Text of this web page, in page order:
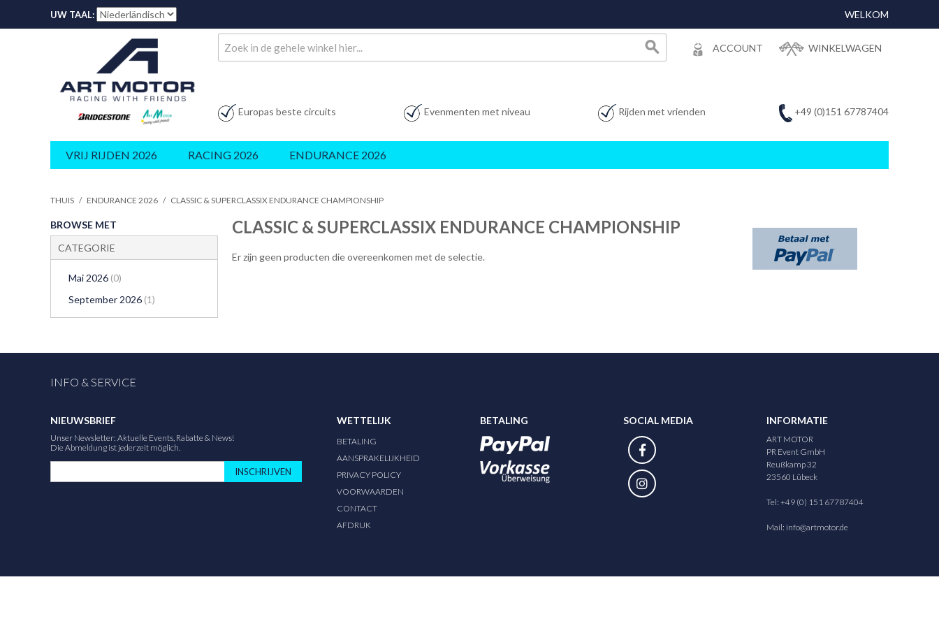
UW TAAL: WELKOM
ACCOUNT WINKELWAGEN
Europas beste circuits Evenmenten met niveau Rijden met vrienden +49 (0)151 67787404
VRIJ RIJDEN 2026 RACING 2026 ENDURANCE 2026
THUIS / ENDURANCE 2026 / CLASSIC & SUPERCLASSIX ENDURANCE CHAMPIONSHIP
BROWSE MET
CATEGORIE
Mai 2026 (0)
September 2026 (1)
CLASSIC & SUPERCLASSIX ENDURANCE CHAMPIONSHIP
Er zijn geen producten die overeenkomen met de selectie.
INFO & SERVICE
NIEUWSBRIEF
Unser Newsletter: Aktuelle Events, Rabatte & News!
Die Abmeldung ist jederzeit möglich.
INSCHRIJVEN
WETTELIJK
BETALING
AANSPRAKELIJKHEID
PRIVACY POLICY
VOORWAARDEN
CONTACT
AFDRUK
BETALING SOCIAL MEDIA INFORMATIE
ART MOTOR
PR Event GmbH
Reußkamp 32
23560 Lübeck
Tel: +49 (0) 151 67787404
Mail: info@artmotor.de